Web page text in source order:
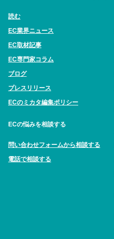
読む
EC業界ニュース
EC取材記事
EC専門家コラム
ブログ
プレスリリース
ECのミカタ編集ポリシー
ECの悩みを相談する
問い合わせフォームから相談する
電話で相談する